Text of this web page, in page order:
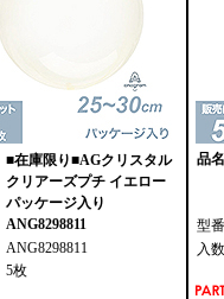
■在庫限り■AGクリスタル
クリアーズプチ イエロー
パッケージ入り
ANG8298811
ANG8298811
5枚
品
型
入